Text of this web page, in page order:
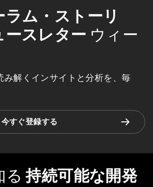
ラム・ストーリ
ースレター ウィー
み解くインサイトと分析を、毎
今すぐ登録する
る 持続可能な開発